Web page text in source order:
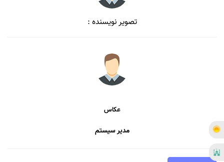
تصویر نویسنده :
عکاس
مدیر سیستم